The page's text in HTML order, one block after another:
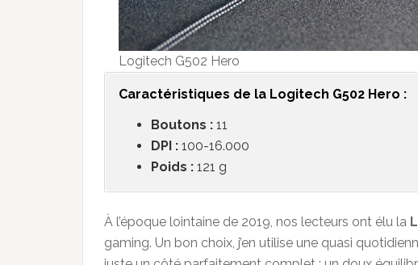
Logitech G502 Hero
Caractéristiques de la Logitech G502 Hero :
Boutons : 11
DPI : 100-16.000
Poids : 121 g
À l’époque lointaine de 2019, nos lecteurs ont élu la
gaming. Un bon choix, j’en utilise une quasi